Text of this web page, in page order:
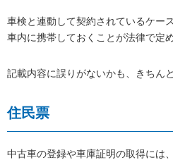
車検と連動して契約されているケー
車内に携帯しておくことが法律で定
記載内容に誤りがないかも、きちん
住民票
中古車の登録や車庫証明の取得には